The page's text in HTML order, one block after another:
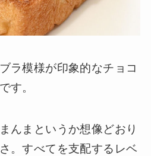
ラ模様が印象的なチョコ
す。
んまというか想像どおり
。すべてを支配するレベ